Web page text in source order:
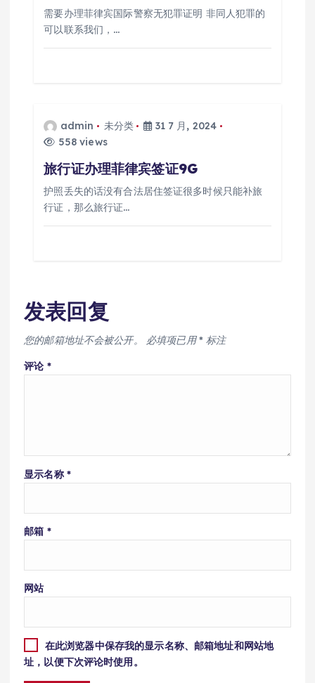
需要办理菲律宾国际警察无犯罪证明 非同人犯罪的
可以联系我们，…
admin 未分类
31 7 月, 2024
558 views
旅行证办理菲律宾签证9G
护照丢失的话没有合法居住签证很多时候只能补旅
行证，那么旅行证…
发表回复
您的邮箱地址不会被公开。 必填项已用* 标注
评论 *
显示名称 *
邮箱 *
网站
在此浏览器中保存我的显示名称、邮箱地址和网站地
址，以便下次评论时使用。